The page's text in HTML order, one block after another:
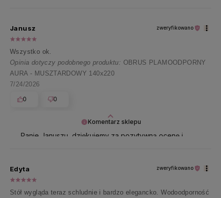
Komentarz sklepu
Panie Januszu, dziękujemy za pozytywną ocenę i
Janusz zweryfikowano
Wszystko ok.
Opinia dotyczy podobnego produktu: OBRUS PLAMOODPORNY
AURA - MUSZTARDOWY 140x220
7/24/2026
0
0
Edyta zweryfikowano
Stół wygląda teraz schludnie i bardzo elegancko. Wodoodporność